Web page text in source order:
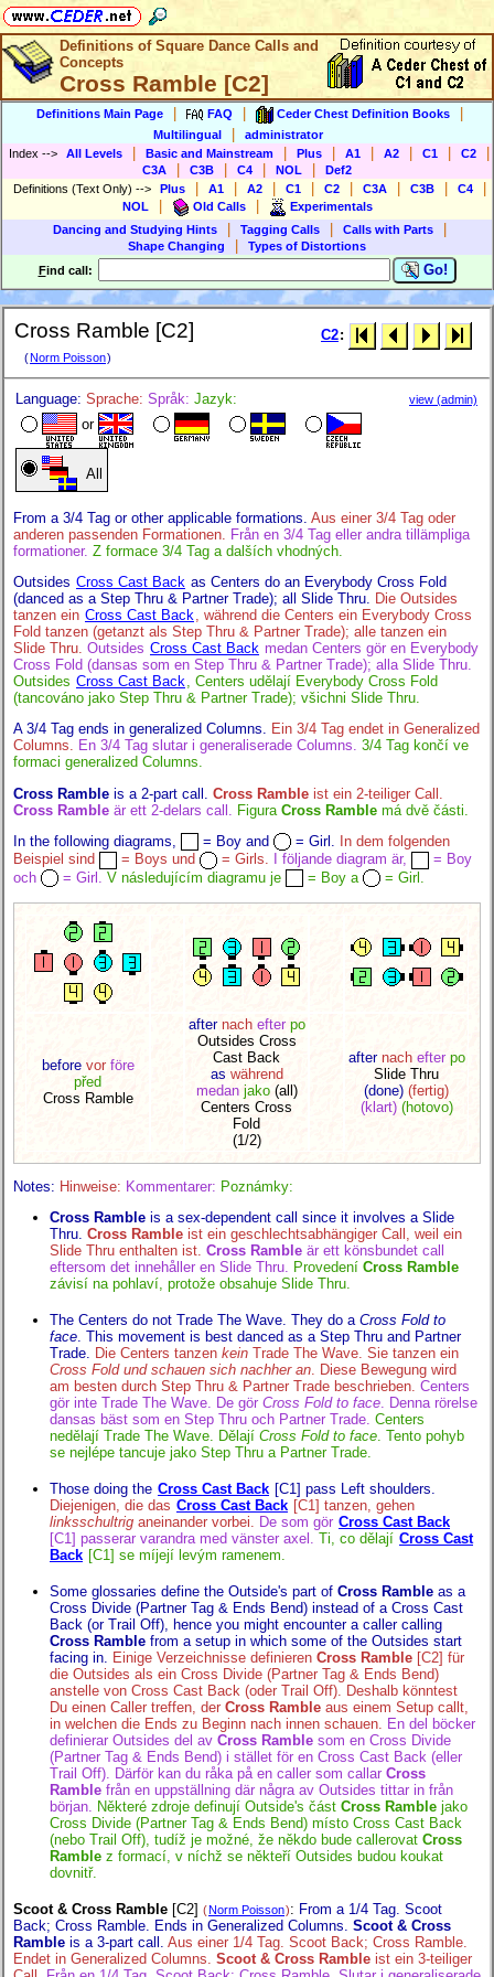
Definitions of Square Dance Calls and
Concepts
Cross Ramble [C2]
Definitions Main Page FAQ Ceder Chest Definition Books
Multilingual
administrator
Index --> All Levels Basic and Mainstream Plus A1 A2 C1 C2
C3A C3B C4 NOL
Def2
Definitions (Text Only) --> Plus A1 A2 C1 C2 C3A C3B C4
NOL Old Calls
Experimentals
Dancing and Studying Hints
Tagging Calls Calls with Parts
Shape Changing
Types of Distortions
Find call: Go!
Cross Ramble [C2]
(Norm Poisson)
C2:
Language: Sprache: Språk: Jazyk:
or
All
view (admin)
From a 3/4 Tag or other applicable formations. Aus einer 3/4 Tag oder
anderen passenden Formationen. Från en 3/4 Tag eller andra tillämpliga
formationer. Z formace 3/4 Tag a dalších vhodných.
Outsides Cross Cast Back as Centers do an Everybody Cross Fold
(danced as a Step Thru & Partner Trade); all Slide Thru.
Die Outsides
tanzen ein Cross Cast Back
, während die Centers ein Everybody Cross
Fold tanzen (getanzt als Step Thru & Partner Trade); alle tanzen ein
Slide Thru. Outsides Cross Cast Back medan Centers gör en Everybody
Cross Fold (dansas som en Step Thru & Partner Trade); alla Slide Thru.
Outsides Cross Cast Back
, Centers udělají Everybody Cross Fold
(tancováno jako Step Thru & Partner Trade); všichni Slide Thru.
A 3/4 Tag ends in generalized Columns. Ein 3/4 Tag endet in Generalized
Columns. En 3/4 Tag slutar i generaliserade Columns. 3/4 Tag končí ve
formaci generalized Columns.
Cross Ramble is a 2-part call. Cross Ramble ist ein 2-teiliger Call.
Cross Ramble är ett 2-delars call. Figura Cross Ramble má dvě části.
In the following diagrams,
= Boy and = Girl.
In dem folgenden
Beispiel sind
= Boys und = Girls. I följande diagram är,
= Boy
och
= Girl. V následujícím diagramu je = Boy a = Girl.
before vor före
před
Cross Ramble
after nach efter po
Outsides Cross
Cast Back
as während
medan jako(all)
Centers Cross
Fold
(1/2)
after nach efter po
Slide Thru
(done) (fertig)
(klart) (hotovo)
Notes: Hinweise: Kommentarer: Poznámky:
Cross Ramble is a sex-dependent call since it involves a Slide
Thru. Cross Ramble ist ein geschlechtsabhängiger Call, weil ein
Slide Thru enthalten ist. Cross Ramble är ett könsbundet call
eftersom det innehåller en Slide Thru. Provedení Cross Ramble
závisí na pohlaví, protože obsahuje Slide Thru.
The Centers do not Trade The Wave. They do a Cross Fold to
face. This movement is best danced as a Step Thru and Partner
Trade. Die Centers tanzen kein Trade The Wave. Sie tanzen ein
Cross Fold und schauen sich nachher an. Diese Bewegung wird
am besten durch Step Thru & Partner Trade beschrieben. Centers
gör inte Trade The Wave. De gör Cross Fold to face. Denna rörelse
dansas bäst som en Step Thru och Partner Trade. Centers
nedělají Trade The Wave. Dělají Cross Fold to face. Tento pohyb
se nejlépe tancuje jako Step Thru a Partner Trade.
Those doing the Cross Cast Back [C1] pass Left shoulders.
Diejenigen, die das Cross Cast Back [C1] tanzen, gehen
linksschultrig aneinander vorbei. De som gör Cross Cast Back
[C1] passerar varandra med vänster axel. Ti, co dělají Cross Cast
Back [C1] se míjejí levým ramenem.
Some glossaries define the Outside's part of Cross Ramble as a
Cross Divide (Partner Tag & Ends Bend) instead of a Cross Cast
Back (or Trail Off), hence you might encounter a caller calling
Cross Ramble from a setup in which some of the Outsides start
facing in. Einige Verzeichnisse definieren Cross Ramble [C2] für
die Outsides als ein Cross Divide (Partner Tag & Ends Bend)
anstelle von Cross Cast Back (oder Trail Off). Deshalb könntest
Du einen Caller treffen, der Cross Ramble aus einem Setup callt,
in welchen die Ends zu Beginn nach innen schauen. En del böcker
definierar Outsides del av Cross Ramble som en Cross Divide
(Partner Tag & Ends Bend) i stället för en Cross Cast Back (eller
Trail Off). Därför kan du råka på en caller som callar Cross
Ramble från en uppställning där några av Outsides tittar in från
början. Některé zdroje definují Outside's část Cross Ramble jako
Cross Divide (Partner Tag & Ends Bend) místo Cross Cast Back
(nebo Trail Off), tudíž je možné, že někdo bude callerovat Cross
Ramble z formací, v níchž se někteří Outsides budou koukat
dovnitř.
Scoot & Cross Ramble [C2] (Norm Poisson): From a 1/4 Tag. Scoot
Back; Cross Ramble. Ends in Generalized Columns. Scoot & Cross
Ramble is a 3-part call. Aus einer 1/4 Tag. Scoot Back; Cross Ramble.
Endet in Generalized Columns. Scoot & Cross Ramble ist ein 3-teiliger